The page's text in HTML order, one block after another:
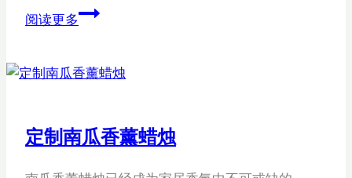
阅读更多冰
咖
意
定制南瓜香薰蜡烛